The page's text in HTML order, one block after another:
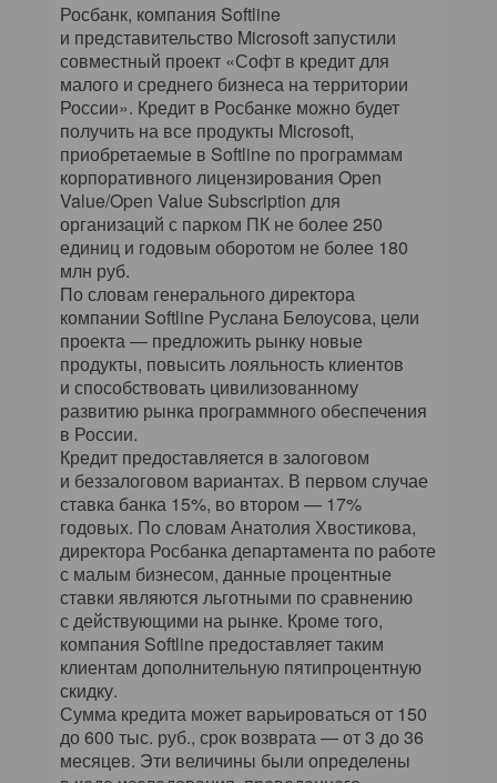
Росбанк, компания Softline
и представительство Microsoft запустили
совместный проект «Софт в кредит для
малого и среднего бизнеса на территории
России». Кредит в Росбанке можно будет
получить на все продукты Microsoft,
приобретаемые в Softline по программам
корпоративного лицензирования Open
Value/Open Value Subscription для
организаций с парком ПК не более 250
единиц и годовым оборотом не более 180
млн руб.
По словам генерального директора
компании Softline Руслана Белоусова, цели
проекта — предложить рынку новые
продукты, повысить лояльность клиентов
и способствовать цивилизованному
развитию рынка программного обеспечения
в России.
Кредит предоставляется в залоговом
и беззалоговом вариантах. В первом случае
ставка банка 15%, во втором — 17%
годовых. По словам Анатолия Хвостикова,
директора Росбанка департамента по работе
с малым бизнесом, данные процентные
ставки являются льготными по сравнению
с действующими на рынке. Кроме того,
компания Softline предоставляет таким
клиентам дополнительную пятипроцентную
скидку.
Сумма кредита может варьироваться от 150
до 600 тыс. руб., срок возврата — от 3 до 36
месяцев. Эти величины были определены